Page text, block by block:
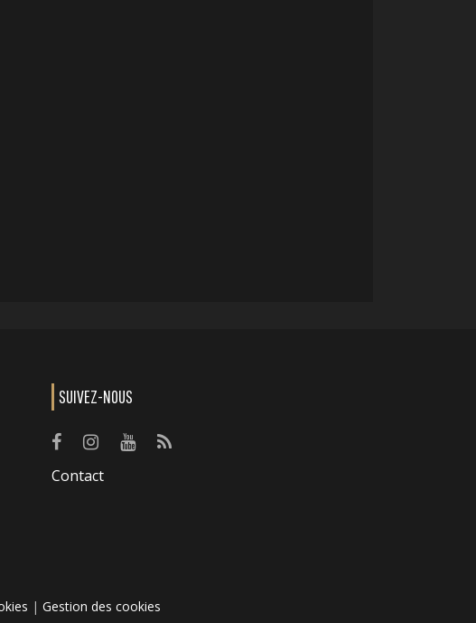
SUIVEZ-NOUS
Contact
| Gestion des cookies